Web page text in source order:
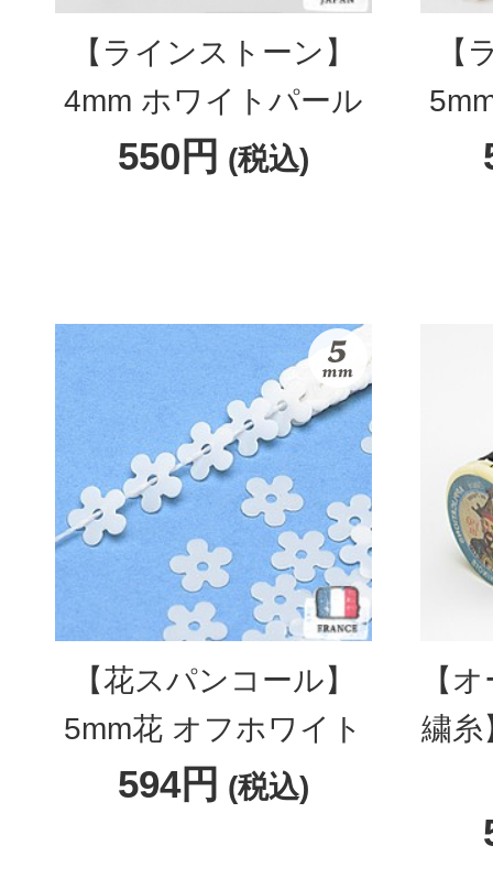
【ラインストーン】
4mm ホワイトパール
550円 (税込)
【
【花スパンコール】
5mm花 オフホワイト
594円 (税込)
【
繍